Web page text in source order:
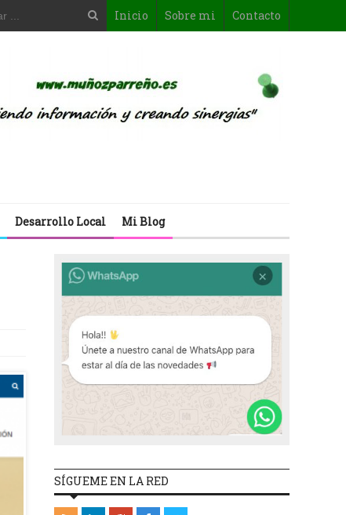
Inicio Sobre mi Contacto
Desarrollo Local Mi Blog
SÍGUEME EN LA RED